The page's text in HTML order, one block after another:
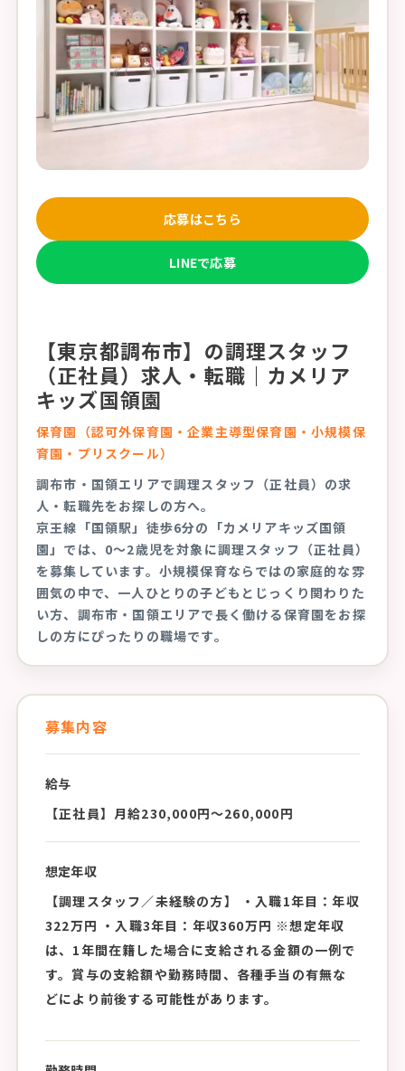
応募はこちら
LINEで応募
【東京都調布市】の調理スタッフ
（正社員）求人・転職｜カメリア
キッズ国領園
保育園（認可外保育園・企業主導型保育園・小規模保
育園・プリスクール）
調布市・国領エリアで調理スタッフ（正社員）の求
人・転職先をお探しの方へ。
京王線「国領駅」徒歩6分の「カメリアキッズ国領
園」では、0〜2歳児を対象に調理スタッフ（正社員）
を募集しています。小規模保育ならではの家庭的な雰
囲気の中で、一人ひとりの子どもとじっくり関わりた
い方、調布市・国領エリアで長く働ける保育園をお探
しの方にぴったりの職場です。
募集内容
給与
【正社員】月給230,000円〜260,000円
想定年収
【調理スタッフ／未経験の方】 ・入職1年目：年収
322万円 ・入職3年目：年収360万円 ※想定年収
は、1年間在籍した場合に支給される金額の一例で
す。賞与の支給額や勤務時間、各種手当の有無な
どにより前後する可能性があります。